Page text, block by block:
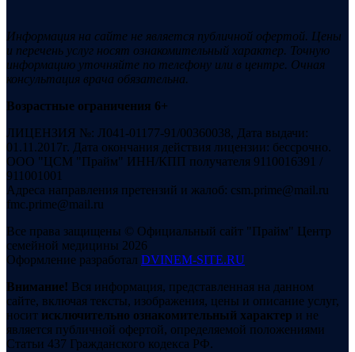
Информация на сайте не является публичной офертой. Цены
и перечень услуг носят ознакомительный характер. Точную
информацию уточняйте по телефону или в центре. Очная
консультация врача обязательна.
Возрастные ограничения 6+
ЛИЦЕНЗИЯ №: Л041-01177-91/00360038, Дата выдачи:
01.11.2017г. Дата окончания действия лицензии: бессрочно.
ООО "ЦСМ "Прайм" ИНН/КПП получателя 9110016391 /
911001001
Адреса направления претензий и жалоб: csm.prime@mail.ru
fmc.prime@mail.ru
Все права защищены © Официальный сайт "Прайм" Центр
семейной медицины 2026
Оформление разработал DVINEM-SITE.RU
Внимание! Вся информация, представленная на данном
сайте, включая тексты, изображения, цены и описание услуг,
носит исключительно ознакомительный характер и не
является публичной офертой, определяемой положениями
Статьи 437 Гражданского кодекса РФ.